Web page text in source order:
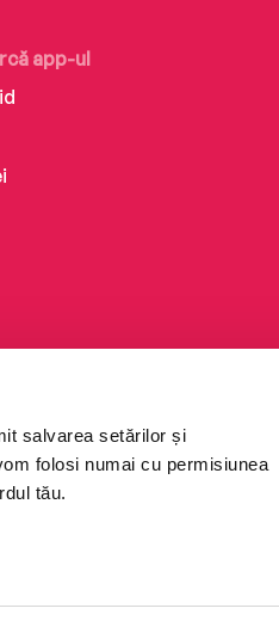
salvarea setărilor și
folosi numai cu permisiunea
tău.
app-ul